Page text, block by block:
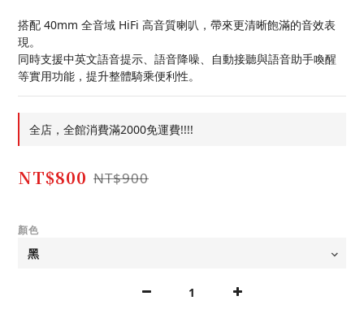
搭配 40mm 全音域 HiFi 高音質喇叭，帶來更清晰飽滿的音效表
現。
同時支援中英文語音提示、語音降噪、自動接聽與語音助手喚醒
等實用功能，提升整體騎乘便利性。
全店，全館消費滿2000免運費!!!!
NT$800 NT$900
顏色